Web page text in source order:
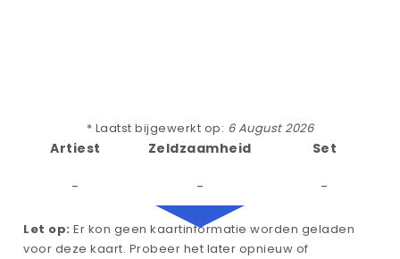
* Laatst bijgewerkt op: 6 August 2026
Artiest
-
Zeldzaamheid
-
Set
-
Let op: Er kon geen kaartinformatie worden geladen
voor deze kaart. Probeer het later opnieuw of